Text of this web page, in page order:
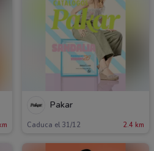
Pakar
Caduca el 31/12 2.4 km